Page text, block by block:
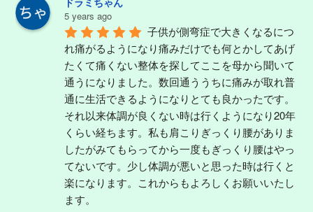
5 years ago
子供が側弯症で大きくなるにつ
れ痛がるようになり痛みだけでも何とかしてあげ
たくて痛くない整体を探してここを母から聞いて
通うになりました。数回通ううちに痛みが取れ普
通に生活できるようになりとても良かったです。
それ以来体調が良くない時は行くようになり20年
くらい経ちます。私も肩こりぎっくり腰がありま
したがみてもらってから一度もぎっくり腰はやっ
てないです。少し体調が悪いと思った時は行くと
楽になります。これからもよろしくお願いいたし
ます。